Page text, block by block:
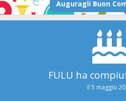
FULU ha
il 5 maggio